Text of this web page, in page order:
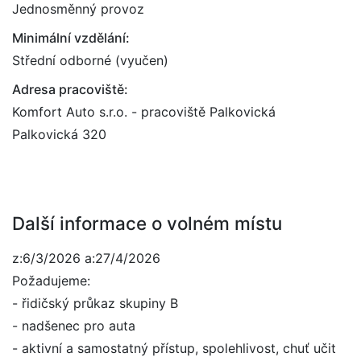
Jednosměnný provoz
Minimální vzdělání:
Střední odborné (vyučen)
Adresa pracoviště:
Komfort Auto s.r.o. - pracoviště Palkovická
Palkovická 320
Další informace o volném místu
z:6/3/2026 a:27/4/2026
Požadujeme:
- řidičský průkaz skupiny B
- nadšenec pro auta
- aktivní a samostatný přístup, spolehlivost, chuť učit